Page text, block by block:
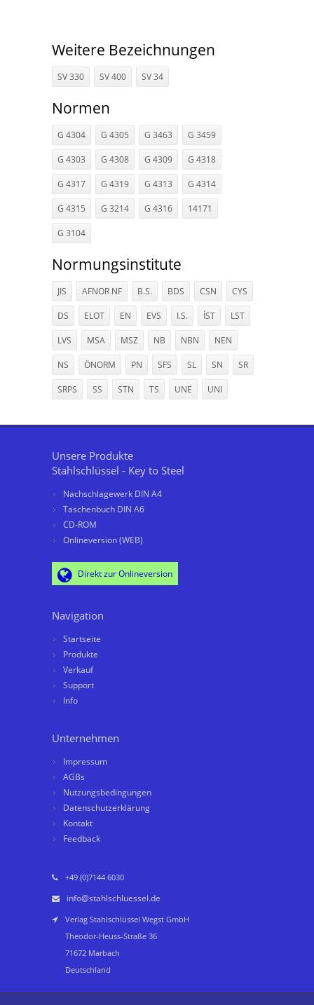
Weitere Bezeichnungen
SV 330 SV 400 SV 34
Normen
G 4304 G 4305 G 3463 G 3459
G 4303 G 4308 G 4309 G 4318
G 4317 G 4319 G 4313 G 4314
G 4315 G 3214 G 4316 14171
G 3104
Normungsinstitute
JIS AFNOR NF B.S. BDS CSN CYS
DS ELOT EN EVS I.S. ÍST LST
LVS MSA MSZ NB NBN NEN
NS ÖNORM PN SFS SL SN SR
SRPS SS STN TS UNE UNI
Unsere Produkte
Stahlschlüssel - Key to Steel
Nachschlagewerk DIN A4
Taschenbuch DIN A6
CD-ROM
Onlineversion (WEB)
Direkt zur Onlineversion
Navigation
Startseite
Produkte
Verkauf
Support
Info
Unternehmen
Impressum
AGBs
Nutzungsbedingungen
Datenschutzerklärung
Kontakt
Feedback
+49 (0)7144 6030
info@stahlschluessel.de
Verlag Stahlschlüssel Wegst GmbH
Theodor-Heuss-Straße 36
71672 Marbach
Deutschland